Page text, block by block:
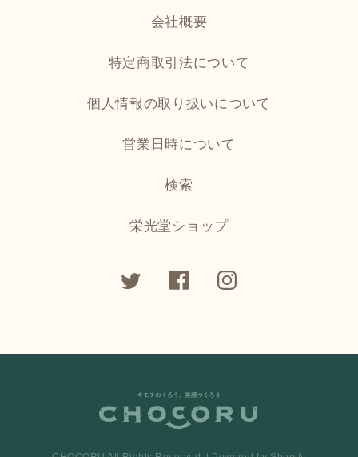
会社概要
特定商取引法について
個人情報の取り扱いについて
営業日時について
検索
栄光堂ショップ